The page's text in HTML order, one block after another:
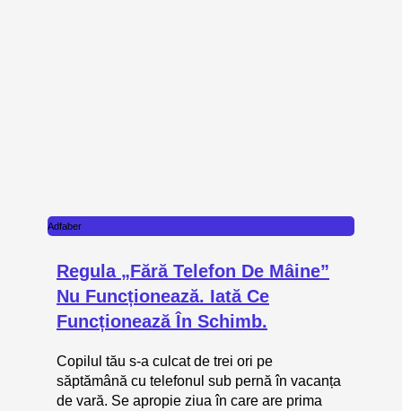
Adfaber
Regula „fără Telefon De Mâine”
Nu Funcționează. Iată Ce
Funcționează În Schimb.
Copilul tău s-a culcat de trei ori pe
săptămână cu telefonul sub pernă în vacanța
de vară. Se apropie ziua în care are prima